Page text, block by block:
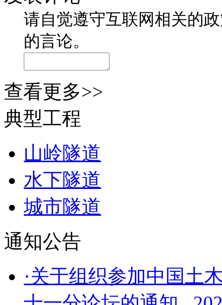
请自觉遵守互联网相关的
的言论。
查看更多>>
典型工程
山岭隧道
水下隧道
城市隧道
通知公告
·关于组织参加中国土